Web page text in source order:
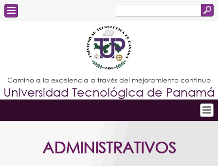
de
búsqueda
Estudiantes
Docentes
Administrativos
Graduados
Camino a la excelencia a través del mejoramiento continuo
Universidad Tecnológica de Panamá
Conoce la UTP
ADMINISTRATIVOS